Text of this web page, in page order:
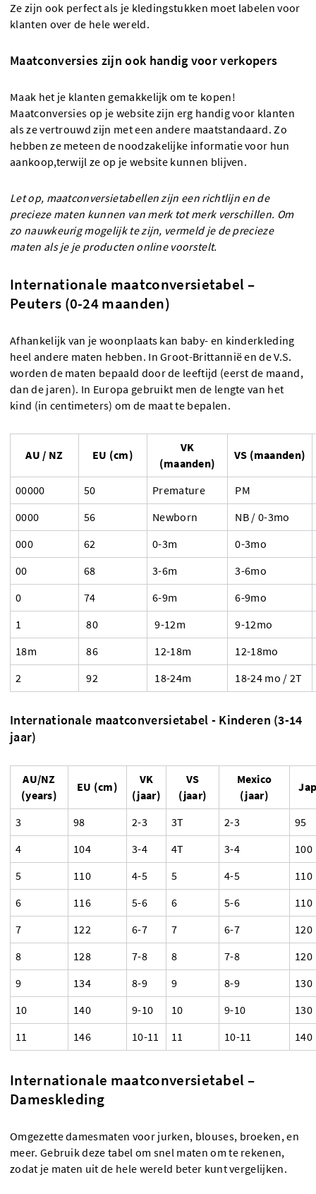
Ze zijn ook perfect als je kledingstukken moet labelen voor
klanten over de hele wereld.
Maatconversies zijn ook handig voor verkopers
Maak het je klanten gemakkelijk om te kopen!
Maatconversies op je website zijn erg handig voor klanten
als ze vertrouwd zijn met een andere maatstandaard. Zo
hebben ze meteen de noodzakelijke informatie voor hun
aankoop,terwijl ze op je website kunnen blijven.
Let op, maatconversietabellen zijn een richtlijn en de
precieze maten kunnen van merk tot merk verschillen. Om
zo nauwkeurig mogelijk te zijn, vermeld je de precieze
maten als je je producten online voorstelt.
Internationale maatconversietabel –
Peuters (0-24 maanden)
Afhankelijk van je woonplaats kan baby- en kinderkleding
heel andere maten hebben. In Groot-Brittannië en de V.S.
worden de maten bepaald door de leeftijd (eerst de maand,
dan de jaren). In Europa gebruikt men de lengte van het
kind (in centimeters) om de maat te bepalen.
AU / NZ EU (cm)
VK
(maanden)
VS (maanden)
00000 50 Premature
PM
0000
56 Newborn
NB / 0-3mo
000
62 0-3m
0-3mo
00
68 3-6m
3-6mo
0
74 6-9m
6-9mo
1
80 9-12m
9-12mo
18m
86 12-18m
12-18mo
2
92 18-24m 18-24 mo / 2T
Internationale maatconversietabel - Kinderen (3-14
jaar)
AU/NZ
(years)
EU (cm)
VK
(jaar)
VS
(jaar)
Mexico
(jaar)
3 98 2-3 3T 2-3
95
4
104 3-4 4T 3-4
100
5
110 4-5 5 4-5
110
6
116 5-6 6 5-6
110
7
122 6-7 7 6-7
120
8
128 7-8 8 7-8
120
9
134 8-9 9 8-9
130
10
140 9-10 10 9-10
130
11
146 10-11 11 10-11 140
Internationale maatconversietabel –
Dameskleding
Omgezette damesmaten voor jurken, blouses, broeken, en
meer. Gebruik deze tabel om snel maten om te rekenen,
zodat je maten uit de hele wereld beter kunt vergelijken.